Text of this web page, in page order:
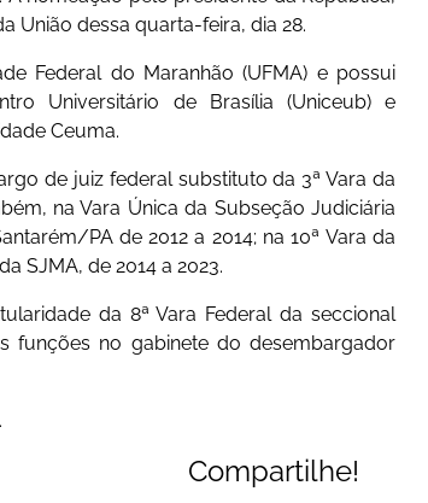
União dessa quarta-feira, dia 28.
Federal do Maranhão (UFMA) e possui
Universitário de Brasília (Uniceub) e
Ceuma.
de juiz federal substituto da 3ª Vara da
na Vara Única da Subseção Judiciária
PA de 2012 a 2014; na 10ª Vara da
SJMA, de 2014 a 2023.
da 8ª Vara Federal da seccional
funções no gabinete do desembargador
Compartilhe!